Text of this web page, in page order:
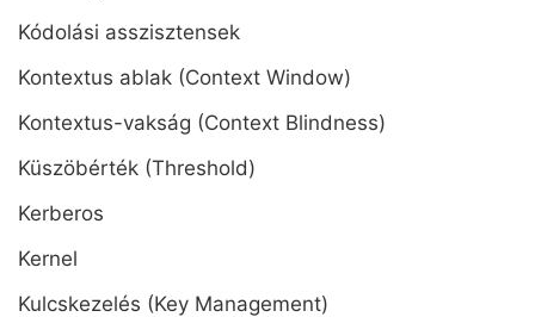
Kódolási asszisztensek
Kontextus ablak (Context Window)
Kontextus-vakság (Context Blindness)
Küszöbérték (Threshold)
Kerberos
Kernel
Kulcskezelés (Key Management)